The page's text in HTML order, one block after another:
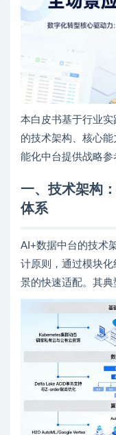
本白皮书基于行业
的技术架构、核心
能化中台提供战略参
一、技术架构
体系
AI+数据中台的技术
计原则，通过模块
景的快速适配。其典